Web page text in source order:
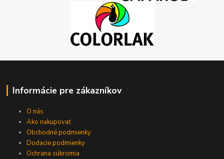
Informácie pre zákazníkov
O nás
Ako nakupovať
Obchodné podmienky
Dodacie podmienky
Ochrana súkromia